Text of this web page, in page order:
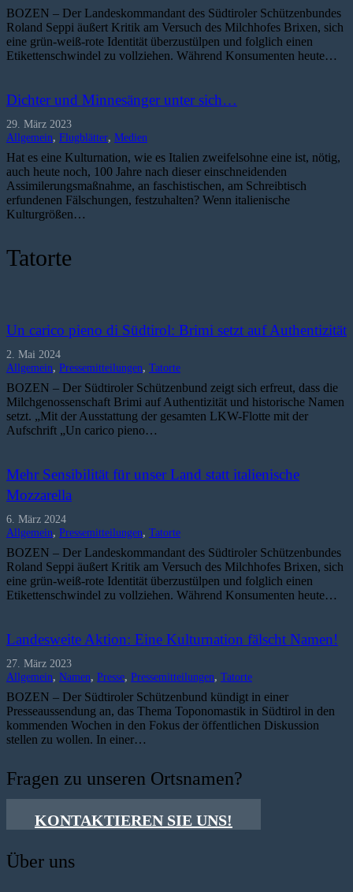
BOZEN – Der Landeskommandant des Südtiroler Schützenbundes
Roland Seppi äußert Kritik am Versuch des Milchhofes Brixen, sich
eine grün-weiß-rote Identität überzustülpen und folglich einen
Etikettenschwindel zu vollziehen. Während Konsumenten heute…
Dichter und Minnesänger unter sich…
29. März 2023
Allgemein, Flugblätter, Medien
Hat es eine Kulturnation, wie es Italien zweifelsohne eine ist, nötig,
auch heute noch, 100 Jahre nach dieser einschneidenden
Assimilerungsmaßnahme, an faschistischen, am Schreibtisch
erfundenen Fälschungen, festzuhalten? Wenn italienische
Kulturgrößen…
Tatorte
Un carico pieno di Südtirol: Brimi setzt auf Authentizität
2. Mai 2024
Allgemein, Pressemitteilungen, Tatorte
BOZEN – Der Südtiroler Schützenbund zeigt sich erfreut, dass die
Milchgenossenschaft Brimi auf Authentizität und historische Namen
setzt. „Mit der Ausstattung der gesamten LKW-Flotte mit der
Aufschrift „Un carico pieno…
Mehr Sensibilität für unser Land statt italienische
Mozzarella
6. März 2024
Allgemein, Pressemitteilungen, Tatorte
BOZEN – Der Landeskommandant des Südtiroler Schützenbundes
Roland Seppi äußert Kritik am Versuch des Milchhofes Brixen, sich
eine grün-weiß-rote Identität überzustülpen und folglich einen
Etikettenschwindel zu vollziehen. Während Konsumenten heute…
Landesweite Aktion: Eine Kulturnation fälscht Namen!
27. März 2023
Allgemein, Namen, Presse, Pressemitteilungen, Tatorte
BOZEN – Der Südtiroler Schützenbund kündigt in einer
Presseaussendung an, das Thema Toponomastik in Südtirol in den
kommenden Wochen in den Fokus der öffentlichen Diskussion
stellen zu wollen. In einer…
Fragen zu unseren Ortsnamen?
KONTAKTIEREN SIE UNS!
Über uns